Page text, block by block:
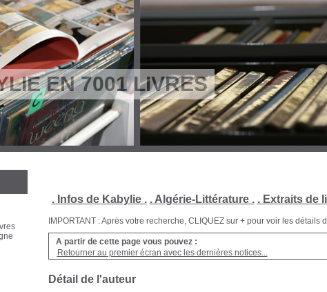
EN 7001 LIVRES
. Infos de Kabylie . . Algérie-Littérature . . Extraits de
IMPORTANT : Après votre recherche, CLIQUEZ sur + pour voir les détails
A partir de cette page vous pouvez :
Retourner au premier écran avec les dernières notices...
Détail de l'auteur